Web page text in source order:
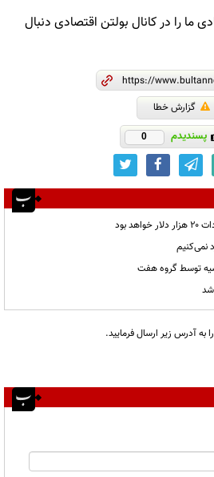
ما را در کانال بولتن اقتصادی دنبال
گزارش خطا
پسندیدم 0
بود
نمی‌کنیم
توسط گروه هفت
شد
به آدرس زیر ارسال فرمایید.